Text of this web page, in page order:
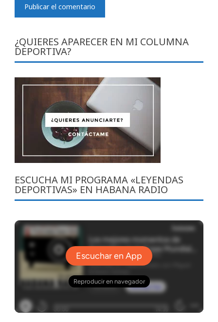
¿QUIERES APARECER EN MI COLUMNA
DEPORTIVA?
ESCUCHA MI PROGRAMA «LEYENDAS
DEPORTIVAS» EN HABANA RADIO